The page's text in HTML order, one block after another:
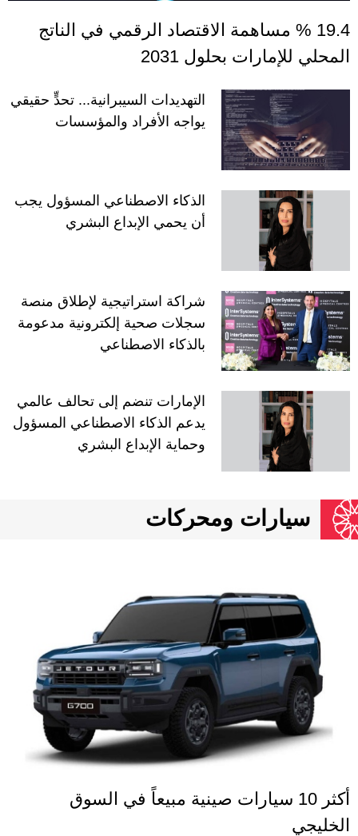
19.4 % مساهمة الاقتصاد الرقمي في الناتج
المحلي للإمارات بحلول 2031
التهديدات السيبرانية... تحدٍّ حقيقي
يواجه الأفراد والمؤسسات
الذكاء الاصطناعي المسؤول يجب
أن يحمي الإبداع البشري
شراكة استراتيجية لإطلاق منصة
سجلات صحية إلكترونية مدعومة
بالذكاء الاصطناعي
الإمارات تنضم إلى تحالف عالمي
يدعم الذكاء الاصطناعي المسؤول
وحماية الإبداع البشري
سيارات ومحركات
أكثر 10 سيارات صينية مبيعاً في السوق
الخليجي